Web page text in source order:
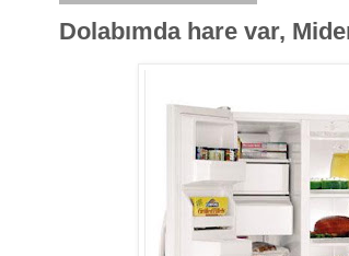
Dolabımda hare var,